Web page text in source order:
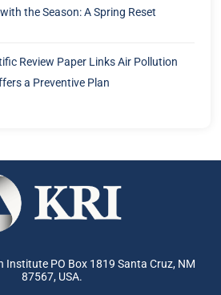
the Season: A Spring Reset
Review Paper Links Air Pollution
a Preventive Plan
Institute PO Box 1819 Santa Cruz, NM
87567, USA.